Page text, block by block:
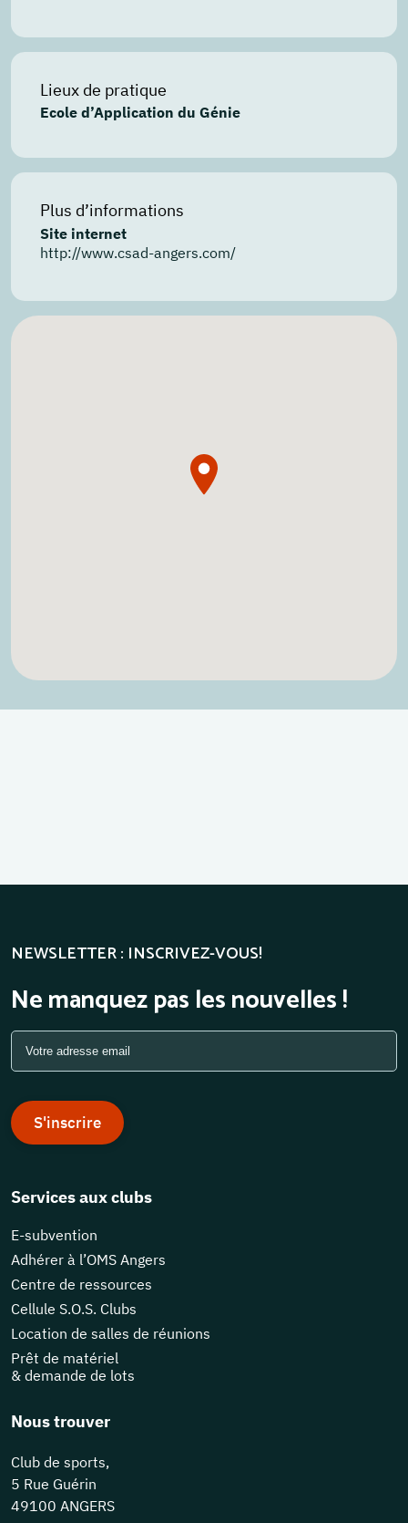
Lieux de pratique
Ecole d’Application du Génie
Plus d’informations
Site internet
http://www.csad-angers.com/
NEWSLETTER : INSCRIVEZ-VOUS!
Ne manquez pas les nouvelles !
S'inscrire
Services aux clubs
E-subvention
Adhérer à l’OMS Angers
Centre de ressources
Cellule S.O.S. Clubs
Location de salles de réunions
Prêt de matériel
& demande de lots
Nous trouver
Club de sports,
5 Rue Guérin
49100 ANGERS